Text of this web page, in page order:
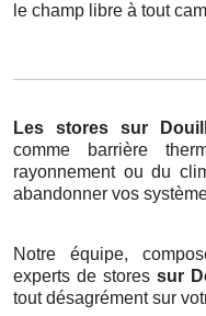
le champ libre à tout
Les stores sur
comme barrière
rayonnement ou du
abandonner vos
Notre équipe,
experts de storessur
tout désagrément sur